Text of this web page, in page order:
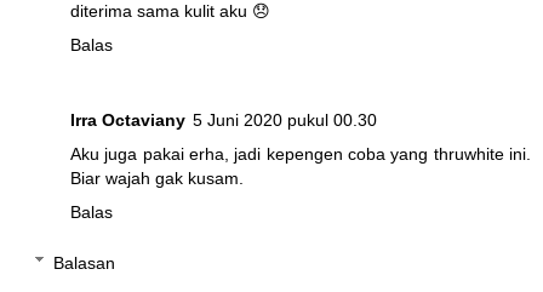
diterima sama kulit aku 😞
Balas
Irra Octaviany 5 Juni 2020 pukul 00.30
Aku juga pakai erha, jadi kepengen coba yang thruwhite ini.
Biar wajah gak kusam.
Balas
Balasan